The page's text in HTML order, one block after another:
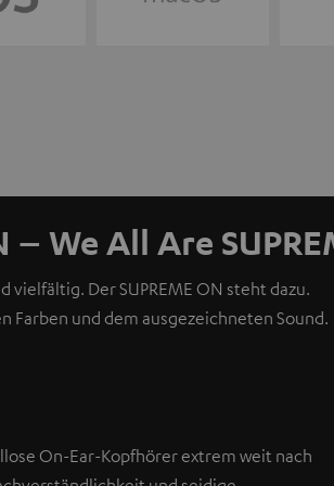
– We All Are
vielfältig. Der SUPREME ON steht dazu.
Farben und dem ausgezeichneten Sound.
On-Ear-Kopfhörer extrem weit nach